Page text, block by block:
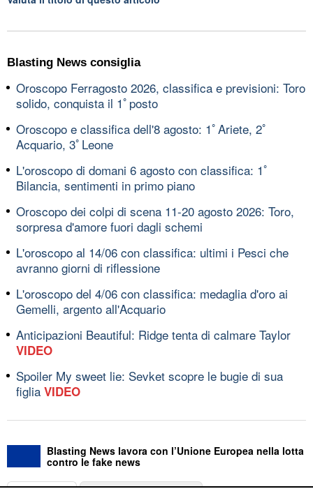
Blasting News consiglia
Oroscopo Ferragosto 2026, classifica e previsioni: Toro
solido, conquista il 1ﾟposto
Oroscopo e classifica dell'8 agosto: 1ﾟAriete, 2ﾟ
Acquario, 3ﾟLeone
L'oroscopo di domani 6 agosto con classifica: 1ﾟ
Bilancia, sentimenti in primo piano
Oroscopo dei colpi di scena 11-20 agosto 2026: Toro,
sorpresa d'amore fuori dagli schemi
L'oroscopo al 14/06 con classifica: ultimi i Pesci che
avranno giorni di riflessione
L'oroscopo del 4/06 con classifica: medaglia d'oro ai
Gemelli, argento all'Acquario
Anticipazioni Beautiful: Ridge tenta di calmare Taylor
VIDEO
Spoiler My sweet lie: Sevket scopre le bugie di sua
figlia VIDEO
Blasting News lavora con l’Unione Europea nella lotta
contro le fake news